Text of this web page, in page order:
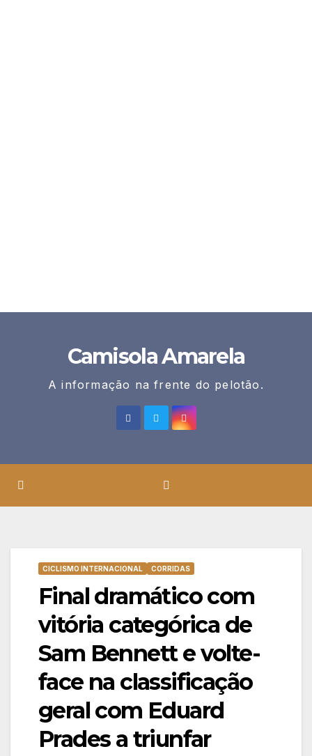
Camisola Amarela
A informação na frente do pelotão.
CICLISMO INTERNACIONAL CORRIDAS
Final dramático com
vitória categórica de
Sam Bennett e volte-
face na classificação
geral com Eduard
Prades a triunfar